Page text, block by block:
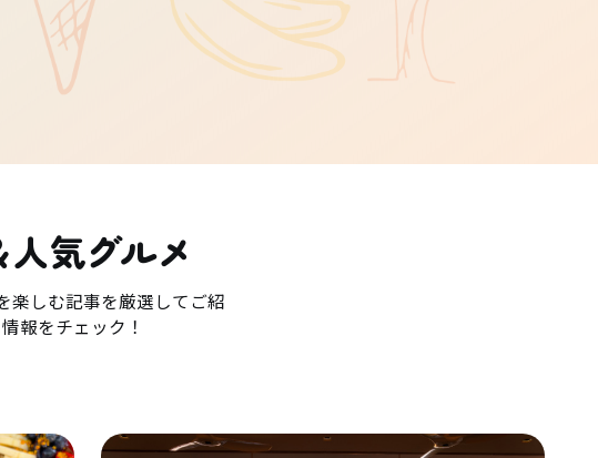
気グルメ
楽しむ記事を厳選してご紹
報をチェック！